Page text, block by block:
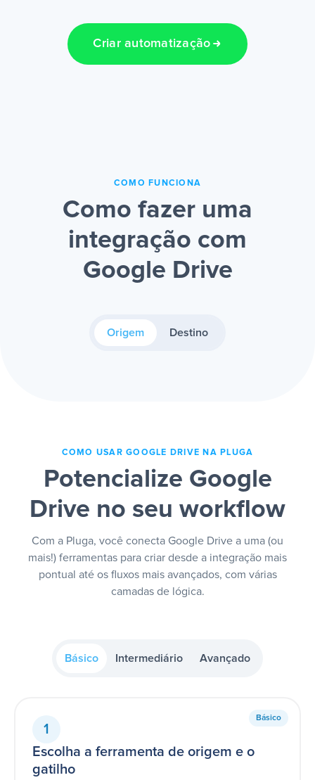
Criar automatização
COMO FUNCIONA
Como fazer uma
integração com
Google Drive
Origem Destino
COMO USAR GOOGLE DRIVE NA PLUGA
Potencialize Google
Drive no seu workflow
Com a Pluga, você conecta Google Drive a uma (ou
mais!) ferramentas para criar desde a integração mais
pontual até os fluxos mais avançados, com várias
camadas de lógica.
Básico Intermediário Avançado
Básico
1
Escolha a ferramenta de origem e o
gatilho